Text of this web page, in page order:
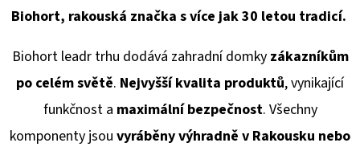
Biohort, rakouská značka s více jak 30 letou tradicí.
Biohort leadr trhu dodává zahradní domky zákazníkům
po celém světě. Nejvyšší kvalita produktů, vynikající
funkčnost a maximální bezpečnost. Všechny
komponenty jsou vyráběny výhradně v Rakousku nebo